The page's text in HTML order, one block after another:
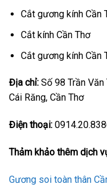
Cắt gương kính Cần
Cắt kính Cần Thơ
Cắt gương kính Cần
Địa chỉ: Số 98 Trần Văn
Cái Răng, Cần Thơ
Điện thoại:
Thảm khảo thêm dịch
Gương soi toàn thân